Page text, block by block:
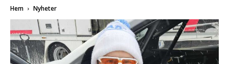
Hem Nyheter